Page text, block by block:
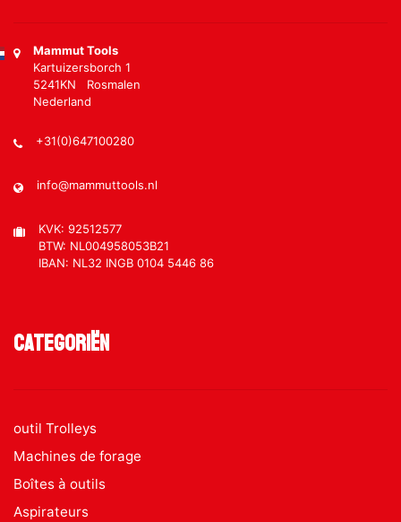
Mammut Tools
Kartuizersborch 1
5241KN Rosmalen
Nederland
+31(0)647100280
info@mammuttools.nl
KVK: 92512577
BTW: NL004958053B21
IBAN: NL32 INGB 0104 5446 86
Categoriën
outil Trolleys
Machines de forage
Boîtes à outils
Aspirateurs